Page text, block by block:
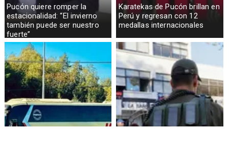
Pucón quiere romper la
estacionalidad: “El invierno
también puede ser nuestro
fuerte”
Karatekas de Pucón brillan en
Perú y regresan con 12
medallas internacionales